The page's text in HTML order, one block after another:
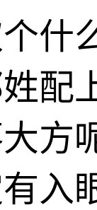
什
配
方
入